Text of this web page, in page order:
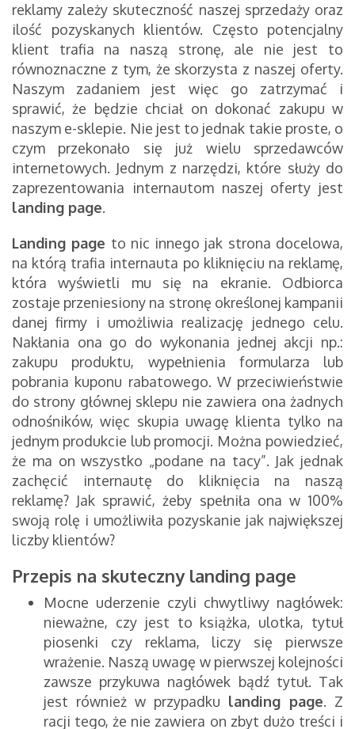
reklamy zależy skuteczność naszej sprzedaży oraz
ilość pozyskanych klientów. Często potencjalny
klient trafia na naszą stronę, ale nie jest to
równoznaczne z tym, że skorzysta z naszej oferty.
Naszym zadaniem jest więc go zatrzymać i
sprawić, że będzie chciał on dokonać zakupu w
naszym e-sklepie. Nie jest to jednak takie proste, o
czym przekonało się już wielu sprzedawców
internetowych. Jednym z narzędzi, które służy do
zaprezentowania internautom naszej oferty jest
landing page.
Landing page to nic innego jak strona docelowa,
na którą trafia internauta po kliknięciu na reklamę,
która wyświetli mu się na ekranie. Odbiorca
zostaje przeniesiony na stronę określonej kampanii
danej firmy i umożliwia realizację jednego celu.
Nakłania ona go do wykonania jednej akcji np.:
zakupu produktu, wypełnienia formularza lub
pobrania kuponu rabatowego. W przeciwieństwie
do strony głównej sklepu nie zawiera ona żadnych
odnośników, więc skupia uwagę klienta tylko na
jednym produkcie lub promocji. Można powiedzieć,
że ma on wszystko „podane na tacy”. Jak jednak
zachęcić internautę do kliknięcia na naszą
reklamę? Jak sprawić, żeby spełniła ona w 100%
swoją rolę i umożliwiła pozyskanie jak największej
liczby klientów?
Przepis na skuteczny landing page
Mocne uderzenie czyli chwytliwy nagłówek:
nieważne, czy jest to książka, ulotka, tytuł
piosenki czy reklama, liczy się pierwsze
wrażenie. Naszą uwagę w pierwszej kolejności
zawsze przykuwa nagłówek bądź tytuł. Tak
jest również w przypadku landing page. Z
racji tego, że nie zawiera on zbyt dużo treści i